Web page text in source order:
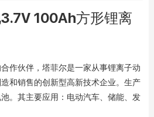
100Ah方形锂离
作伙伴，塔菲尔是一家从事锂离子动
和销售的创新型高新技术企业。生产
。 其主要应用：电动汽车、储能、发